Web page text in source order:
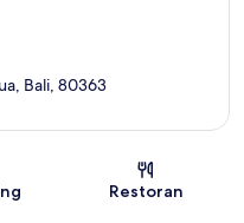
Bali, 80363
Restoran